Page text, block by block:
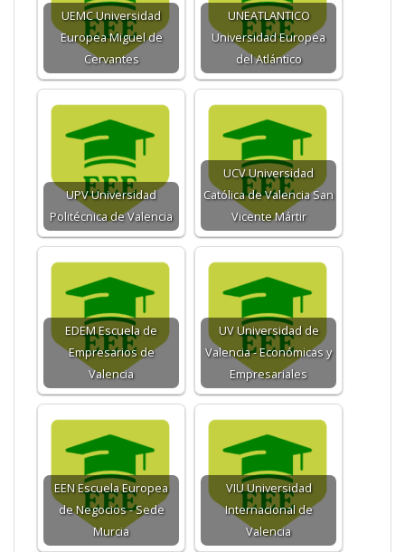
UEMC Universidad
Europea Miguel de
Cervantes
UNEATLANTICO
Universidad Europea
del Atlántico
UPV Universidad
Politécnica de Valencia
UCV Universidad
Católica de Valencia San
Vicente Mártir
EDEM Escuela de
Empresarios de
Valencia
UV Universidad de
Valencia - Económicas y
Empresariales
EEN Escuela Europea
de Negocios - Sede
Murcia
VIU Universidad
Internacional de
Valencia